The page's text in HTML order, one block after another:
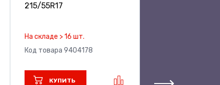
215/55R17
На складе > 16 шт.
Код товара 9404178
КУПИТЬ